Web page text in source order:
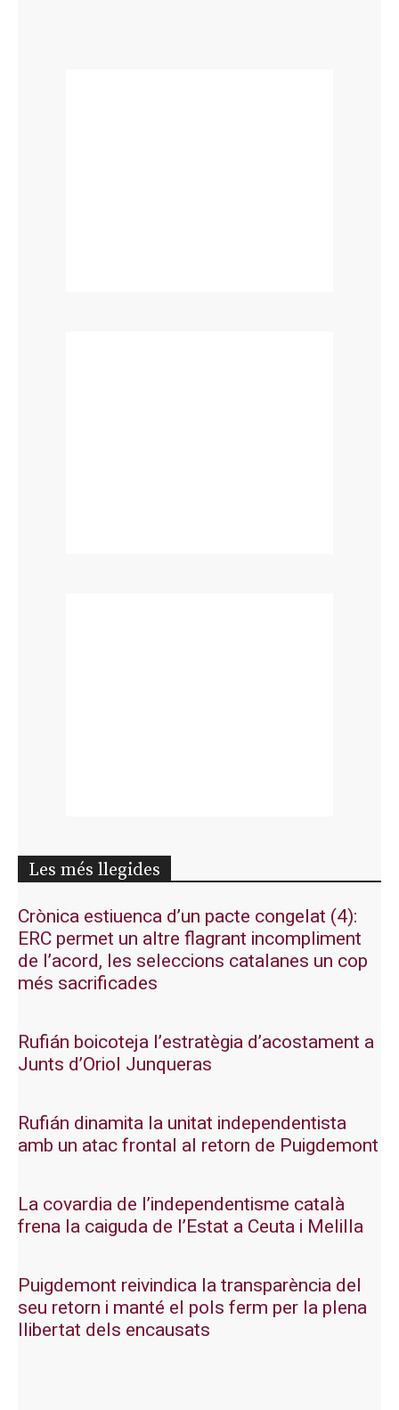
Les més llegides
Crònica estiuenca d’un pacte congelat (4):
ERC permet un altre flagrant incompliment
de l’acord, les seleccions catalanes un cop
més sacrificades
Rufián boicoteja l’estratègia d’acostament a
Junts d’Oriol Junqueras
Rufián dinamita la unitat independentista
amb un atac frontal al retorn de Puigdemont
La covardia de l’independentisme català
frena la caiguda de l’Estat a Ceuta i Melilla
Puigdemont reivindica la transparència del
seu retorn i manté el pols ferm per la plena
llibertat dels encausats